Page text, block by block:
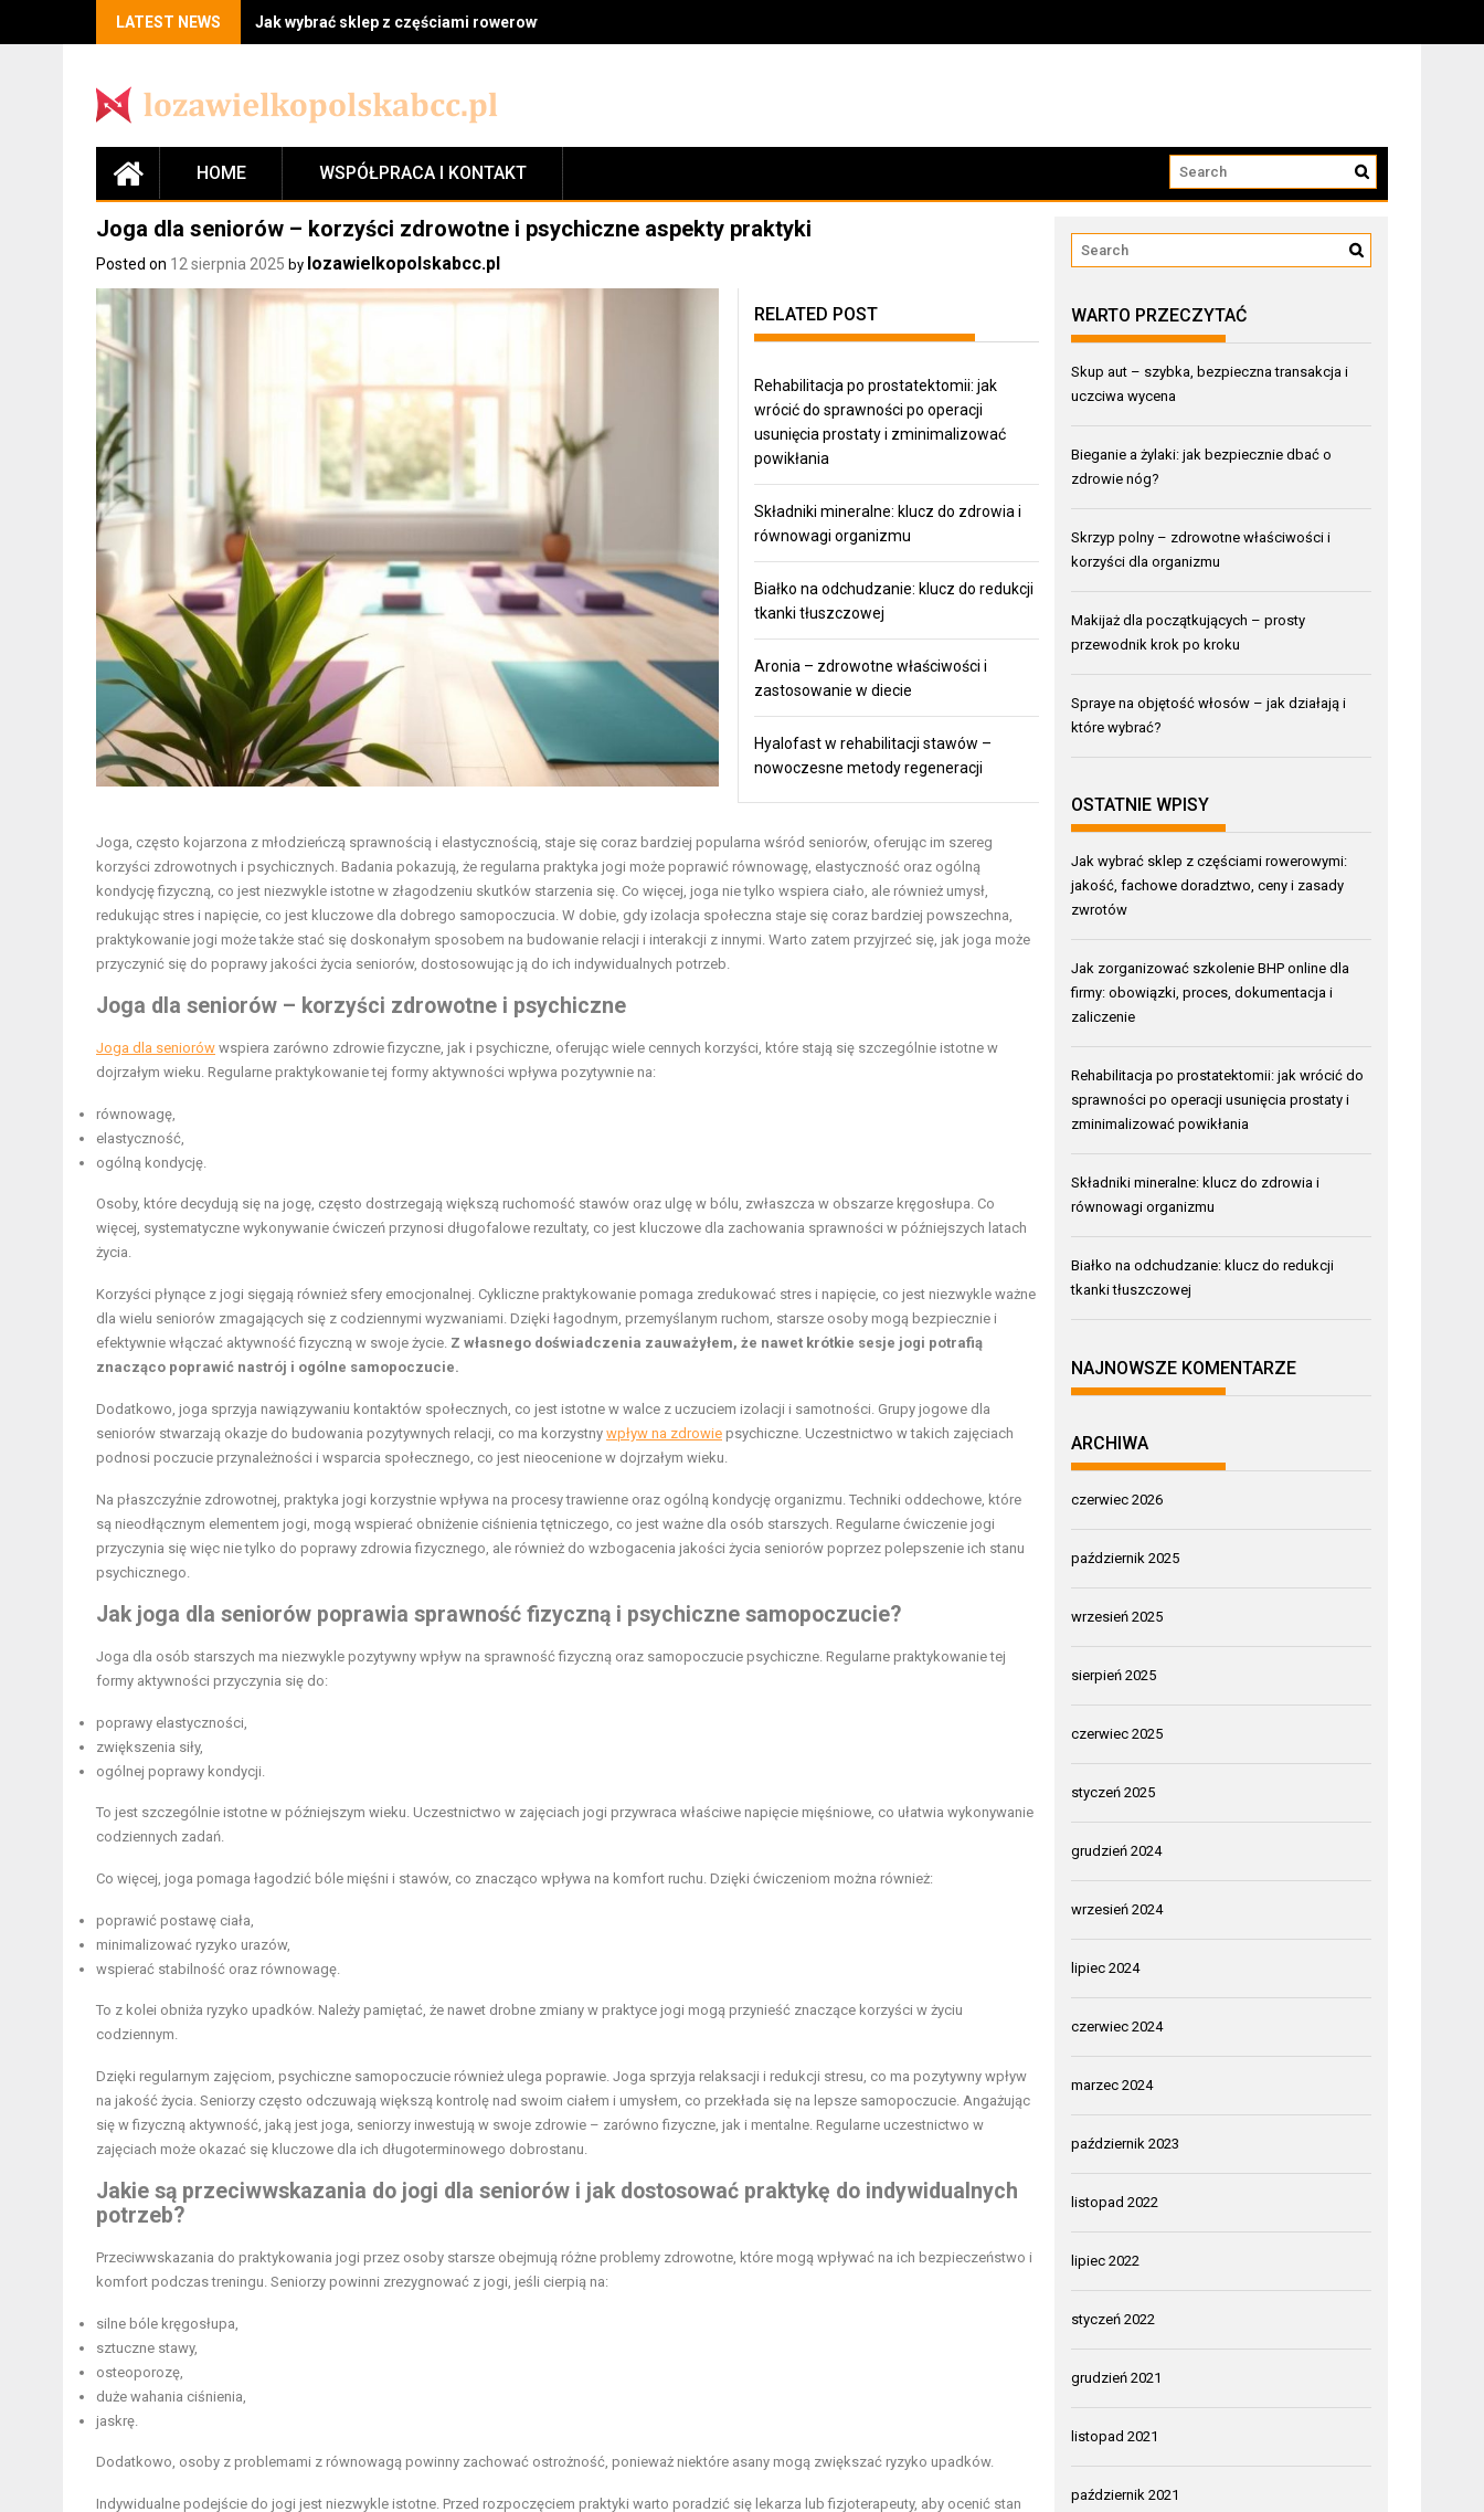
LATEST NEWS Jak wybrać sklep z częściami rowerowymi: jakość, fachowe doradztwo, ceny i zasady zwrotów
HOME WSPÓŁPRACA I KONTAKT
Joga dla seniorów – korzyści zdrowotne i psychiczne aspekty praktyki
Posted on 12 sierpnia 2025 by lozawielkopolskabcc.pl
RELATED POST
Rehabilitacja po prostatektomii: jak
wrócić do sprawności po operacji
usunięcia prostaty i zminimalizować
powikłania
Składniki mineralne: klucz do zdrowia i
równowagi organizmu
Białko na odchudzanie: klucz do redukcji
tkanki tłuszczowej
Aronia – zdrowotne właściwości i
zastosowanie w diecie
Hyalofast w rehabilitacji stawów –
nowoczesne metody regeneracji
Joga, często kojarzona z młodzieńczą sprawnością i elastycznością, staje się coraz bardziej popularna wśród seniorów, oferując im szereg
korzyści zdrowotnych i psychicznych. Badania pokazują, że regularna praktyka jogi może poprawić równowagę, elastyczność oraz ogólną
kondycję fizyczną, co jest niezwykle istotne w złagodzeniu skutków starzenia się. Co więcej, joga nie tylko wspiera ciało, ale również umysł,
redukując stres i napięcie, co jest kluczowe dla dobrego samopoczucia. W dobie, gdy izolacja społeczna staje się coraz bardziej powszechna,
praktykowanie jogi może także stać się doskonałym sposobem na budowanie relacji i interakcji z innymi. Warto zatem przyjrzeć się, jak joga może
przyczynić się do poprawy jakości życia seniorów, dostosowując ją do ich indywidualnych potrzeb.
Joga dla seniorów – korzyści zdrowotne i psychiczne
Joga dla seniorów wspiera zarówno zdrowie fizyczne, jak i psychiczne, oferując wiele cennych korzyści, które stają się szczególnie istotne w
dojrzałym wieku. Regularne praktykowanie tej formy aktywności wpływa pozytywnie na:
równowagę,
elastyczność,
ogólną kondycję.
Osoby, które decydują się na jogę, często dostrzegają większą ruchomość stawów oraz ulgę w bólu, zwłaszcza w obszarze kręgosłupa. Co
więcej, systematyczne wykonywanie ćwiczeń przynosi długofalowe rezultaty, co jest kluczowe dla zachowania sprawności w późniejszych latach
życia.
Korzyści płynące z jogi sięgają również sfery emocjonalnej. Cykliczne praktykowanie pomaga zredukować stres i napięcie, co jest niezwykle ważne
dla wielu seniorów zmagających się z codziennymi wyzwaniami. Dzięki łagodnym, przemyślanym ruchom, starsze osoby mogą bezpiecznie i
efektywnie włączać aktywność fizyczną w swoje życie. Z własnego doświadczenia zauważyłem, że nawet krótkie sesje jogi potrafią
znacząco poprawić nastrój i ogólne samopoczucie.
Dodatkowo, joga sprzyja nawiązywaniu kontaktów społecznych, co jest istotne w walce z uczuciem izolacji i samotności. Grupy jogowe dla
seniorów stwarzają okazje do budowania pozytywnych relacji, co ma korzystny wpływ na zdrowie psychiczne. Uczestnictwo w takich zajęciach
podnosi poczucie przynależności i wsparcia społecznego, co jest nieocenione w dojrzałym wieku.
Na płaszczyźnie zdrowotnej, praktyka jogi korzystnie wpływa na procesy trawienne oraz ogólną kondycję organizmu. Techniki oddechowe, które
są nieodłącznym elementem jogi, mogą wspierać obniżenie ciśnienia tętniczego, co jest ważne dla osób starszych. Regularne ćwiczenie jogi
przyczynia się więc nie tylko do poprawy zdrowia fizycznego, ale również do wzbogacenia jakości życia seniorów poprzez polepszenie ich stanu
psychicznego.
Jak joga dla seniorów poprawia sprawność fizyczną i psychiczne samopoczucie?
Joga dla osób starszych ma niezwykle pozytywny wpływ na sprawność fizyczną oraz samopoczucie psychiczne. Regularne praktykowanie tej
formy aktywności przyczynia się do:
poprawy elastyczności,
zwiększenia siły,
ogólnej poprawy kondycji.
To jest szczególnie istotne w późniejszym wieku. Uczestnictwo w zajęciach jogi przywraca właściwe napięcie mięśniowe, co ułatwia wykonywanie
codziennych zadań.
Co więcej, joga pomaga łagodzić bóle mięśni i stawów, co znacząco wpływa na komfort ruchu. Dzięki ćwiczeniom można również:
poprawić postawę ciała,
minimalizować ryzyko urazów,
wspierać stabilność oraz równowagę.
To z kolei obniża ryzyko upadków. Należy pamiętać, że nawet drobne zmiany w praktyce jogi mogą przynieść znaczące korzyści w życiu
codziennym.
Dzięki regularnym zajęciom, psychiczne samopoczucie również ulega poprawie. Joga sprzyja relaksacji i redukcji stresu, co ma pozytywny wpływ
na jakość życia. Seniorzy często odczuwają większą kontrolę nad swoim ciałem i umysłem, co przekłada się na lepsze samopoczucie. Angażując
się w fizyczną aktywność, jaką jest joga, seniorzy inwestują w swoje zdrowie – zarówno fizyczne, jak i mentalne. Regularne uczestnictwo w
zajęciach może okazać się kluczowe dla ich długoterminowego dobrostanu.
Jakie są przeciwwskazania do jogi dla seniorów i jak dostosować praktykę do indywidualnych
potrzeb?
Przeciwwskazania do praktykowania jogi przez osoby starsze obejmują różne problemy zdrowotne, które mogą wpływać na ich bezpieczeństwo i
komfort podczas treningu. Seniorzy powinni zrezygnować z jogi, jeśli cierpią na:
silne bóle kręgosłupa,
sztuczne stawy,
osteoporozę,
duże wahania ciśnienia,
jaskrę.
Dodatkowo, osoby z problemami z równowagą powinny zachować ostrożność, ponieważ niektóre asany mogą zwiększać ryzyko upadków.
Indywidualne podejście do jogi jest niezwykle istotne. Przed rozpoczęciem praktyki warto poradzić się lekarza lub fizjoterapeuty, aby ocenić stan
WARTO PRZECZYTAĆ
Skup aut – szybka, bezpieczna transakcja i
uczciwa wycena
Bieganie a żylaki: jak bezpiecznie dbać o
zdrowie nóg?
Skrzyp polny – zdrowotne właściwości i
korzyści dla organizmu
Makijaż dla początkujących – prosty
przewodnik krok po kroku
Spraye na objętość włosów – jak działają i
które wybrać?
OSTATNIE WPISY
Jak wybrać sklep z częściami rowerowymi:
jakość, fachowe doradztwo, ceny i zasady
zwrotów
Jak zorganizować szkolenie BHP online dla
firmy: obowiązki, proces, dokumentacja i
zaliczenie
Rehabilitacja po prostatektomii: jak wrócić do
sprawności po operacji usunięcia prostaty i
zminimalizować powikłania
Składniki mineralne: klucz do zdrowia i
równowagi organizmu
Białko na odchudzanie: klucz do redukcji
tkanki tłuszczowej
NAJNOWSZE KOMENTARZE
ARCHIWA
czerwiec 2026
październik 2025
wrzesień 2025
sierpień 2025
czerwiec 2025
styczeń 2025
grudzień 2024
wrzesień 2024
lipiec 2024
czerwiec 2024
marzec 2024
październik 2023
listopad 2022
lipiec 2022
styczeń 2022
grudzień 2021
listopad 2021
październik 2021